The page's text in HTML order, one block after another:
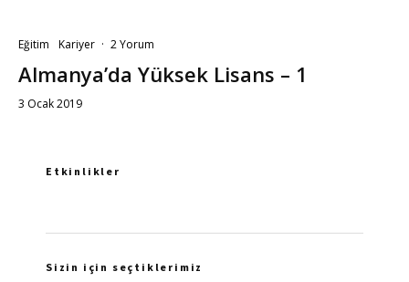
Eğitim Kariyer · 2 Yorum
Almanya’da Yüksek Lisans – 1
3 Ocak 2019
Etkinlikler
Sizin için seçtiklerimiz